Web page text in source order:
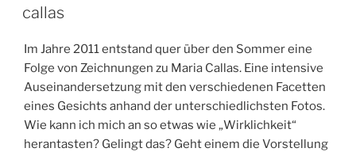
AM
callas
Im Jahre 2011 entstand quer über den Sommer eine
Folge von Zeichnungen zu Maria Callas. Eine intensive
Auseinandersetzung mit den verschiedenen Facetten
eines Gesichts anhand der unterschiedlichsten Fotos.
Wie kann ich mich an so etwas wie „Wirklichkeit“
herantasten? Gelingt das? Geht einem die Vorstellung